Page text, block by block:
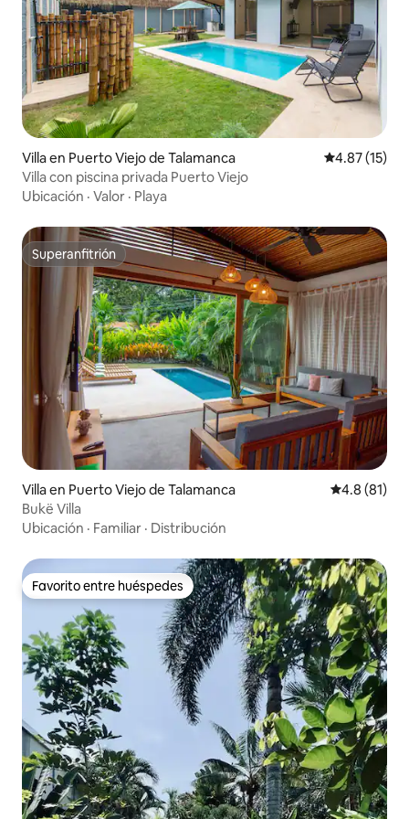
Villa en Puerto Viejo de Talamanca Calificación
4.87 (15)
Villa con piscina privada Puerto Viejo
Ubicación · Valor · Playa
Superanfitrión
Superanfitrión
Villa en Puerto Viejo de Talamanca Calificación
4.8 (81)
Bukë Villa
Ubicación · Familiar · Distribución
Favorito entre huéspedes
Favorito entre huéspedes